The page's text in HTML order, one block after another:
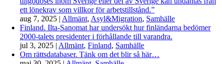
ett lönekrav som villkor för arbetstillstånd.”
aug 7, 2025 | Allmänt, Asyl&Migration, Samhälle
Finland. Ilta-Sanomat har undersökt hur finländarna bedömer
2000-talets presidenter i förhållande till varandra.
jul 3, 2025 | Allmänt, Finland, Samhälle
Om rättsdatabaser. Tänk om det blir så här…